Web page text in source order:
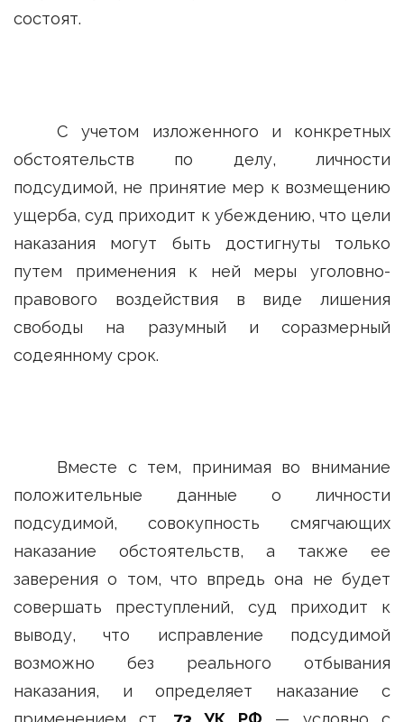
состоят.
С учетом изложенного и конкретных
обстоятельств по делу, личности
подсудимой, не принятие мер к возмещению
ущерба, суд приходит к убеждению, что цели
наказания могут быть достигнуты только
путем применения к ней меры уголовно-
правового воздействия в виде лишения
свободы на разумный и соразмерный
содеянному срок.
Вместе с тем, принимая во внимание
положительные данные о личности
подсудимой, совокупность смягчающих
наказание обстоятельств, а также ее
заверения о том, что впредь она не будет
совершать преступлений, суд приходит к
выводу, что исправление подсудимой
возможно без реального отбывания
наказания, и определяет наказание с